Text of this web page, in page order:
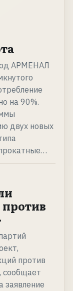
АРМЕНАЛ
на 90%.
двух новых
против
сообщает
заявление